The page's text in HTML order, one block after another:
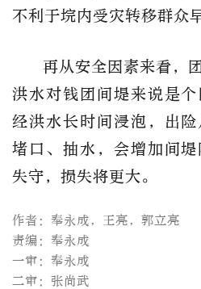
不利于垸内受灾转移群众
再从安全因素来看，
洪水对钱团间堤来说是
经洪水长时间浸泡，出
堵口、抽水，会增加间
失守，损失将更大。
作者：奉永成，王亮，郭立亮
责编：奉永成
一审：奉永成
二审：张尚武